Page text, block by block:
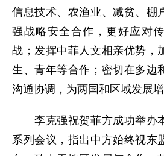
信息技术、农渔业、减贫、棚
强战略安全合作，更好应对
战；发挥中菲人文相亲优势，
生、青年等合作；密切在多边
沟通协调，为两国和区域发展增
李克强祝贺菲方成功举办
系列会议，指出中方始终视东